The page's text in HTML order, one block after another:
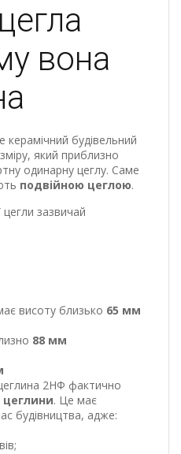
вона
керамічний будівельний
який приблизно
одинарну цеглу. Саме
подвійною цеглою.
цегли зазвичай
висоту близько 65 мм
88 мм
2НФ фактично
цеглини. Це має
будівництва, адже: